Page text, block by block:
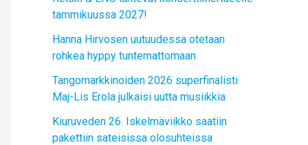
tammikuussa 2027!
Hanna Hirvosen uutuudessa otetaan
rohkea hyppy tuntemattomaan
Tangomarkkinoiden 2026 superfinalisti
Maj-Lis Erola julkaisi uutta musiikkia
Kiuruveden 26. Iskelmäviikko saatiin
pakettiin sateisissa olosuhteissa